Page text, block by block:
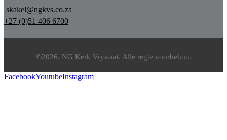
skakel@ngkvs.co.za
+27 (0)51 406 6700
©2026. NG Kerk Vrystaat. Alle regte voorbehou.
FacebookYoutubeInstagram